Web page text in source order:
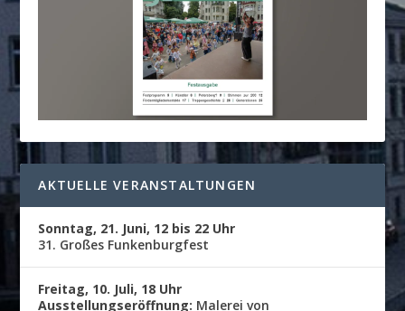
AKTUELLE VERANSTALTUNGEN
Sonntag, 21. Juni, 12 bis 22 Uhr
31. Großes Funkenburgfest
Freitag, 10. Juli, 18 Uhr
Ausstellungseröffnung: Malerei von